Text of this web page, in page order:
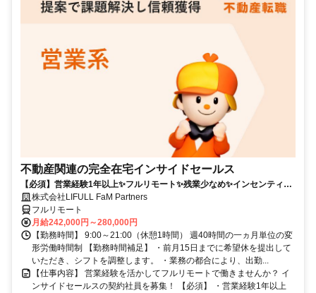
不動産関連の完全在宅インサイドセールス
【必須】営業経験1年以上✨フルリモート✨残業少なめ✨インセンティブ
有 株式会社LIFULL FaM Partners
フルリモート
月給242,000円～280,000円
【勤務時間】 9:00～21:00（休憩1時間） 週40時間の一ヵ月単位の変
形労働時間制 【勤務時間補足】 ・前月15日までに希望休を提出して
いただき、シフトを調整します。 ・業務の都合により、出勤...
【仕事内容】 営業経験を活かしてフルリモートで働きませんか？ イ
ンサイドセールスの契約社員を募集！ 【必須】 ・営業経験1年以上